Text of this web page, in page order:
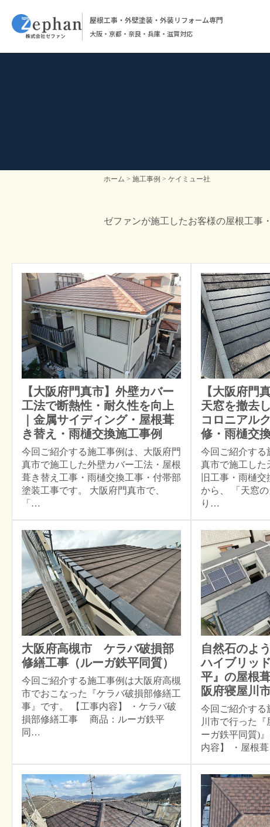
屋根工事・外壁塗装・外装リフォーム専門
大阪・京都・奈良・兵庫・滋賀対応
ホーム 施工事例 ケイミュー社
ゼファンが施工したお客様の屋根工事
【大阪府門真市】外壁カバー
工法で断熱性・耐久性を向上
｜金属サイディング・屋根葺
き替え・雨樋交換施工事例
今回ご紹介する施工事例は、大阪府門
真市で施工した外壁カバー工法・屋根
葺き替え工事・雨樋交換工事・付帯部
塗装工事です。 大阪府門真市で、
「…
【大阪府門
天窓を撤去
コロニアル
修・雨樋交
今回ご紹介する
真市で施工した
旧工事・雨樋
から、 「天窓
り…
大阪府高槻市 ケラバ破損部
修繕工事（ルーガ鉄平同質）
今回ご紹介する施工事例は大阪府高槻
市でおこなった『ケラバ破損部修繕工
事』です。 【工事内容】 ・ケラバ破
損部修繕工事 商品：ルーガ鉄平
同…
自然石のよ
ハイブリッ
平』の屋根
阪府寝屋川
今回ご紹介する
川市で行った
ーガ鉄平同質)
内容】 ・屋根